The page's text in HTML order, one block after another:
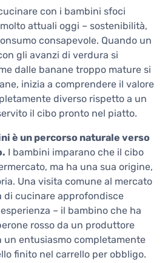
con i bambini sfoci
attuali oggi – sostenibilità,
consapevole. Quando un
gli avanzi di verdura si
dalle banane troppo mature si
inizia a comprendere il valore
diverso rispetto a un
il cibo pronto nel piatto.
è un percorso naturale verso
I bambini imparano che il cibo
ma ha una sua origine,
Una visita comune al mercato
di cucinare approfondisce
– il bambino che ha
rosso da un produttore
un entusiasmo completamente
finito nel carrello per obbligo.